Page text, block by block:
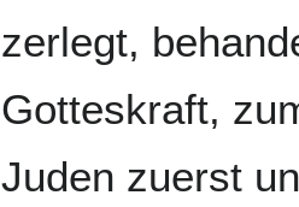
zerlegt,
Gotteskraft,
Juden zuerst